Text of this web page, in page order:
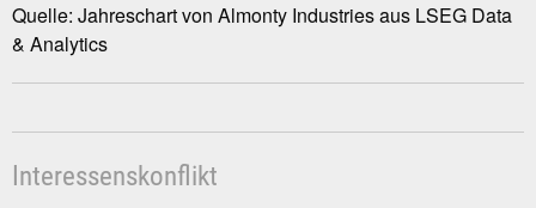
Quelle: Jahreschart von Almonty Industries aus LSEG Data
& Analytics
Interessenskonflikt